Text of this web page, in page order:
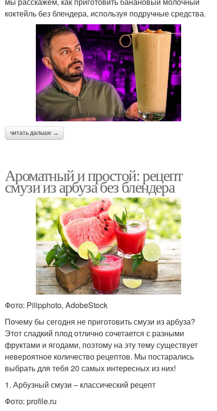
коктейль без блендера, используя подручные средства.
читать дальше →
Ароматный и простой: рецепт
смузи из арбуза без блендера
Фото: Pilipphoto, AdobeStock
Почему бы сегодня не приготовить смузи из арбуза?
Этот сладкий плод отлично сочетается с разными
фруктами и ягодами, поэтому на эту тему существует
невероятное количество рецептов. Мы постарались
выбрать для тебя 20 самых интересных из них!
1. Арбузный смузи – классический рецепт
Фото: profile.ru